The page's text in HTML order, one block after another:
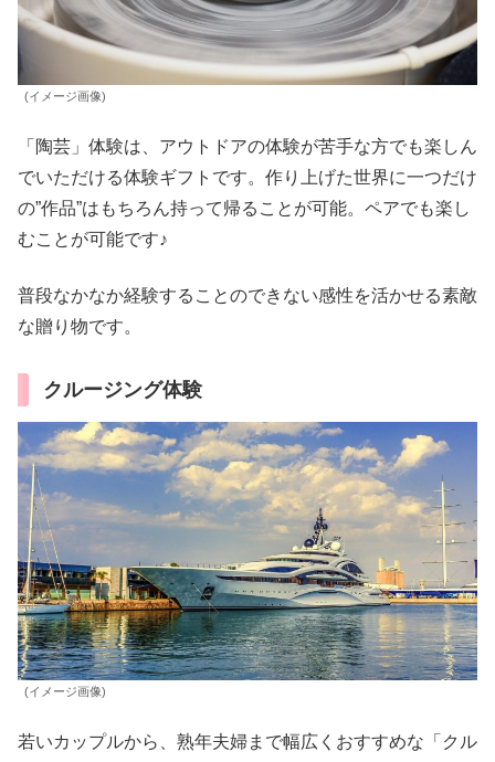
(イメージ画像)
「陶芸」体験は、アウトドアの体験が苦手な方でも楽しん
でいただける体験ギフトです。作り上げた世界に一つだけ
の”作品”はもちろん持って帰ることが可能。ペアでも楽し
むことが可能です♪
普段なかなか経験することのできない感性を活かせる素敵
な贈り物です。
クルージング体験
(イメージ画像)
若いカップルから、熟年夫婦まで幅広くおすすめな「クル